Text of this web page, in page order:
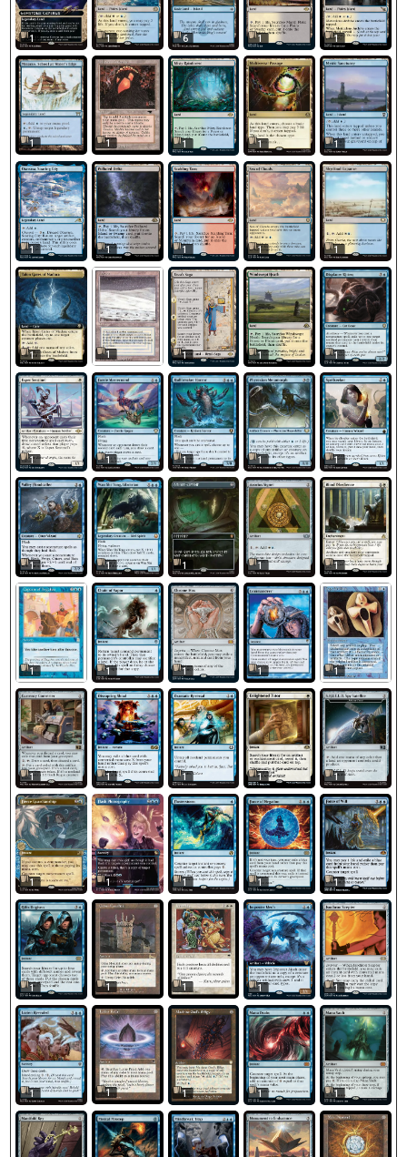
1 1 6 1 1
1 1 1 1 1
1 1 1 1 1
1 1 1 1 1
1 1 1 1 1
1 1 1 1 1
1 1 1 1 1
1 1 1 1 1
1 1 1 1 1
1 1 1 1 1
1 1 1 1 1